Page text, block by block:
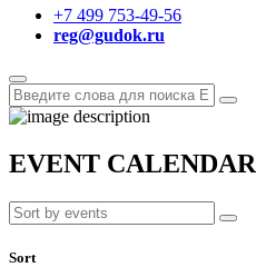
+7 499 753-49-56
reg@gudok.ru
EVENT CALENDAR
Sort